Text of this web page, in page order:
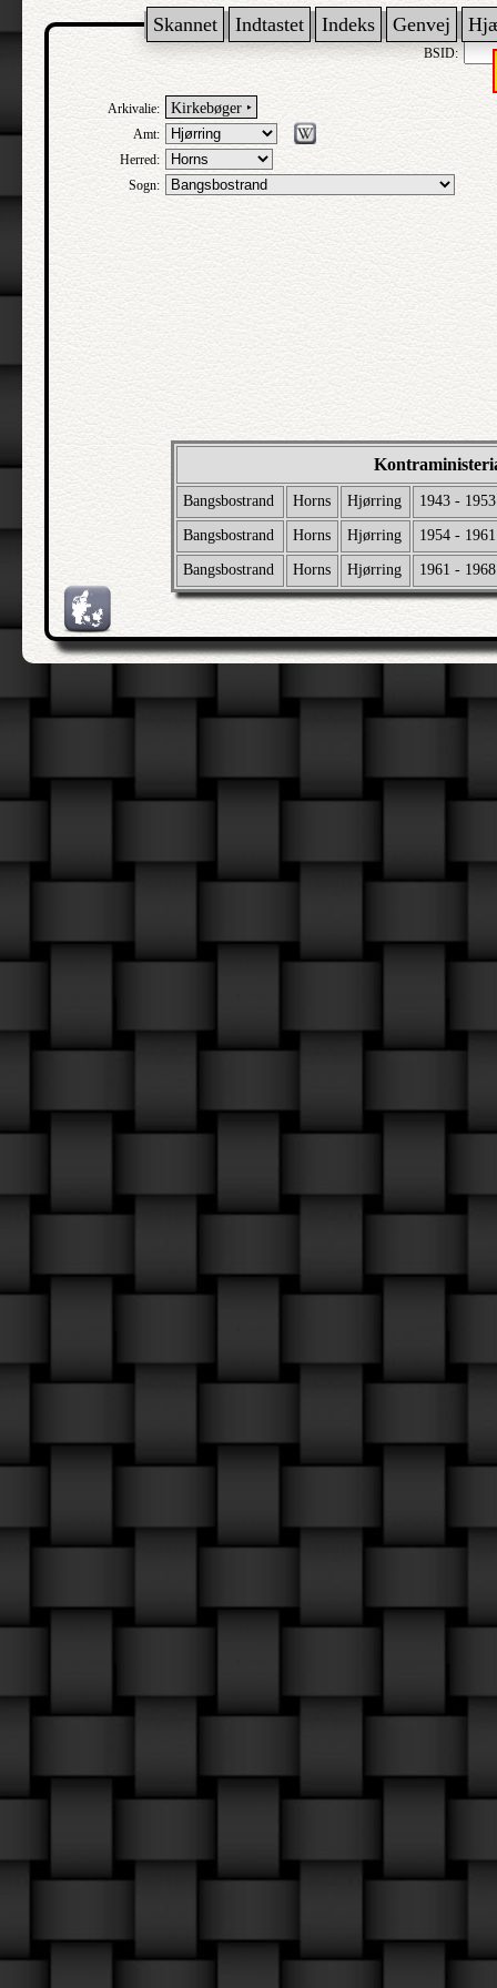
Skannet Indtastet Indeks Genvej
BSID:
Arkivalie: Kirkebøger ‣
Amt:
Herred:
Sogn:
Bangsbostrand Horns Hjørring 1943 - 1953
Bangsbostrand Horns Hjørring 1954 - 1961
Bangsbostrand Horns Hjørring 1961 - 1968